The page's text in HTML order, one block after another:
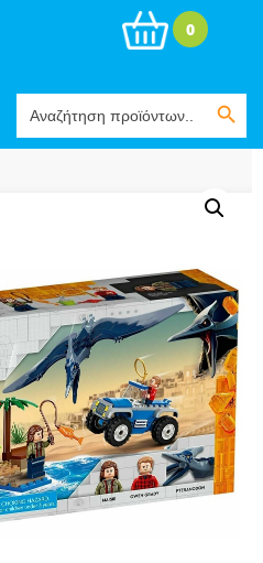
for:
Search Button
0